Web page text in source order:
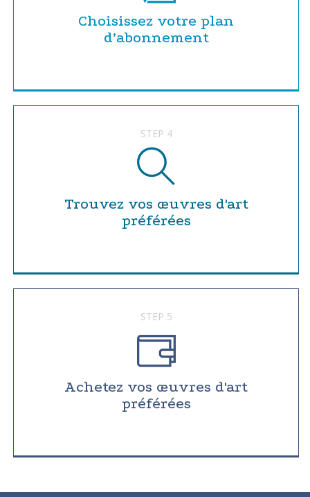
Choisissez votre plan
d’abonnement
STEP 4
Trouvez vos œuvres d'art
préférées
STEP 5
Achetez vos œuvres d'art
préférées